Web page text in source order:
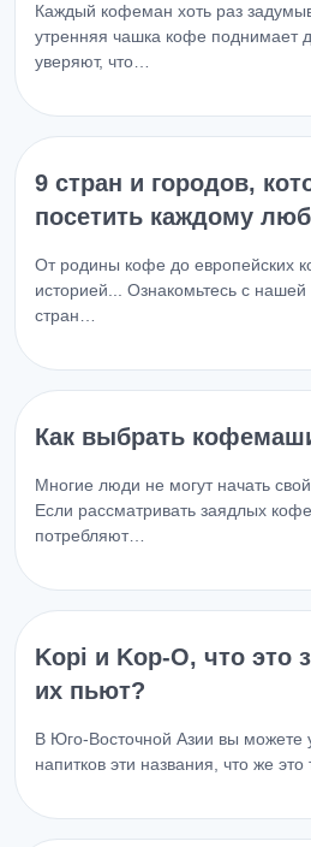
Каждый кофеман хоть раз
утренняя чашка кофе поднимает
уверяют, что…
9 стран и городов,
посетить каждому
От родины кофе до европейских
историей... Ознакомьтесь с нашей
стран…
Как выбрать
Многие люди не могут начать
Если рассматривать заядлых
потребляют…
Kopi и Kop-O, что это
их пьют?
В Юго-Восточной Азии вы можете
напитков эти названия, что же это